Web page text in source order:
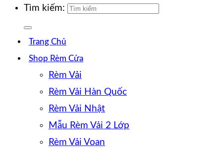
Tìm kiếm:
Trang Chủ
Shop Rèm Cửa
Rèm Vải
Rèm Vải Hàn Quốc
Rèm Vải Nhật
Mẫu Rèm Vải 2 Lớp
Rèm Vải Voan